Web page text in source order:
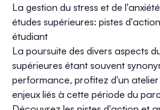
La gestion du stress et de
études supérieures: pistes
étudiant
La poursuite des divers aspects
supérieures étant souvent
performance, profitez d'un
enjeux liés à cette période du